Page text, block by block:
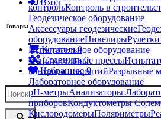
Вход
Товары
Корзина0
Сравнить0
Избранное0
контрольКонтроль в
Геодезическое оборудование
Аксессуары геодезические
оборудованиеНивелиры
Испытательное оборудование
Испытательные прессы
контроля покрытийРазрывные
Лабораторное оборудование
pH-метрыАнализаторы
приборовКондуктометры
КислородомерыПоляриметры